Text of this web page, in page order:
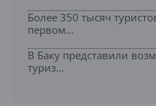
Более 350 тысяч
первом...
В Баку представили
туриз...